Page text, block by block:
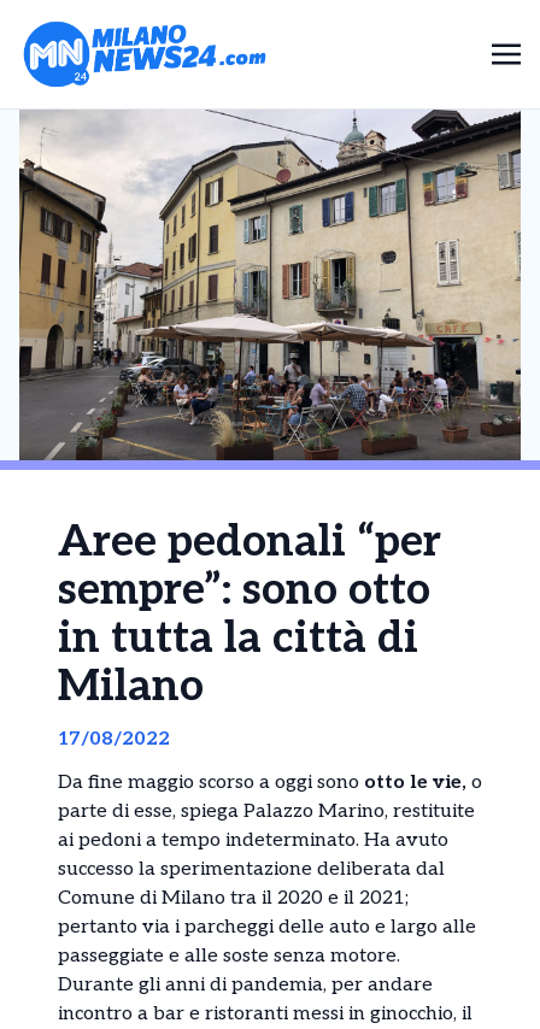
Aree pedonali “per
sempre”: sono otto
in tutta la città di
Milano
17/08/2022
Da fine maggio scorso a oggi sono otto le vie, o
parte di esse, spiega Palazzo Marino, restituite
ai pedoni a tempo indeterminato. Ha avuto
successo la sperimentazione deliberata dal
Comune di Milano tra il 2020 e il 2021;
pertanto via i parcheggi delle auto e largo alle
passeggiate e alle soste senza motore.
Durante gli anni di pandemia, per andare
incontro a bar e ristoranti messi in ginocchio, il